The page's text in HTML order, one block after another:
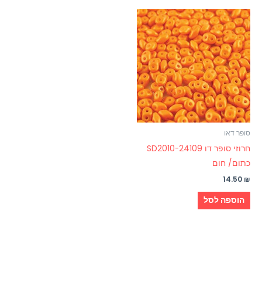
סופר דאו
חרוזי סופר דו SD2010-24109
כתום/ חום
14.50 ₪
הוספה לסל